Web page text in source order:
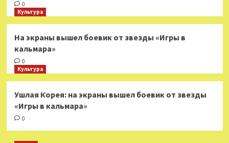
0
Культура
На экраны вышел боевик от звезды «Игры в
кальмара»
0
Культура
Ушлая Корея: на экраны вышел боевик от звезды
«Игры в кальмара»
0